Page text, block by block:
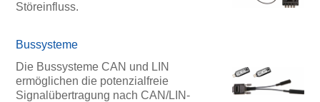
Störeinfluss.
Bussysteme
Die Bussysteme CAN und LIN
ermöglichen die potenzialfreie
Signalübertragung nach CAN/LIN-